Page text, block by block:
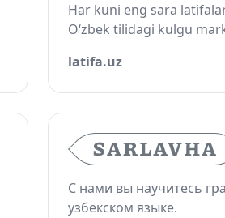
Har kuni eng sara
O‘zbek tilidagi kulgu
latifa.uz
С нами вы научитесь
узбекском языке.